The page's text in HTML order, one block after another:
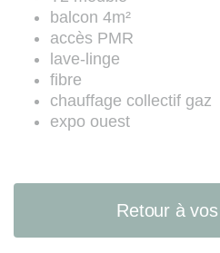
les articles L.
Code de la
:
balcon 4m²
accès PMR
lave-linge
fibre
chauffage collectif gaz
expo ouest
Retour à